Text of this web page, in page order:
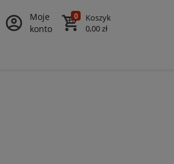
Moje
konto
0
Koszyk
0,00 zł